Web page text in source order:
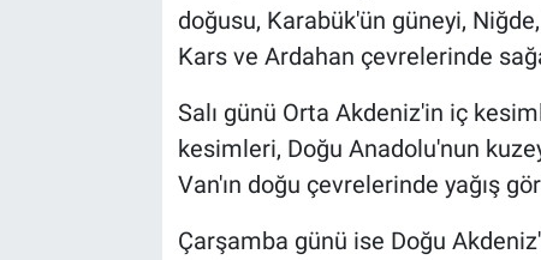
doğusu, Karabük'ün güneyi,
Kars ve Ardahan çevrelerinde
Salı günü Orta Akdeniz'in iç
kesimleri, Doğu Anadolu'nun
Van'ın doğu çevrelerinde yağış
Çarşamba günü ise Doğu